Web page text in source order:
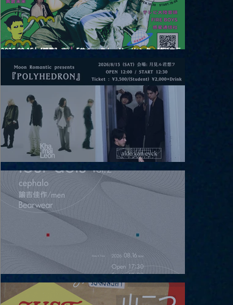
2026.08.15 |【観覧】夜）『巷のmyストーリー/センター"訳"フラ
2026.08.15 |【観覧】昼）月見ルpre.『POLYHEDRON』
2026.08.16 |【観覧】夜）four dots vol.2